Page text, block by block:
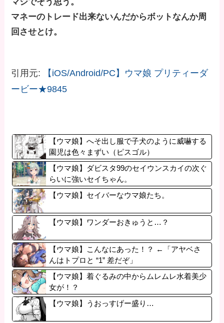
マネーのトレード出来ないんだからボットなんか周
回させとけ。
引用元:
【iOS/Android/PC】ウマ娘 プリティーダ
ービー★9845
【ウマ娘】へそ出し服で子犬のように威嚇する
園児は色々まずい（ピスゴル）
【ウマ娘】ダビスタ99のセイウンスカイの次ぐ
らいに強いセイちゃん。
【ウマ娘】セイバーなウマ娘たち。
【ウマ娘】ワンダーおきゅうと…？
【ウマ娘】こんなにあった！？ ←「アヤベさ
んはトプロと “1” 差だぞ」
【ウマ娘】着ぐるみの中からムレムレ水着美少
女が！？
【ウマ娘】うおっすげー盛り…